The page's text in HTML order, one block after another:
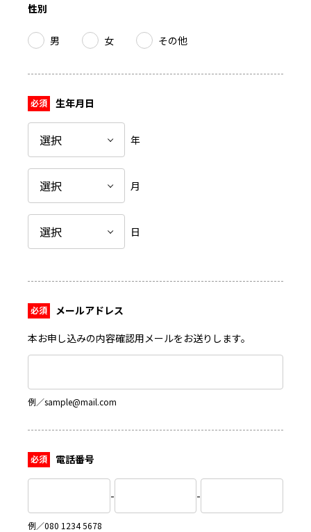
性別
男 女 その他
生年月日
年
月
日
メールアドレス
本お申し込みの内容確認用メールをお送りします。
例／sample@mail.com
電話番号
- -
例／080 1234 5678